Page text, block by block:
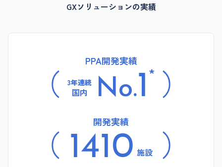
GXソリューションの実績
PPA開発実績
3年連続
国内 No.1 *
開発実績
1410 施設